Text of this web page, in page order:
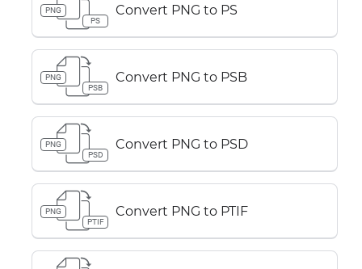
PNG
PS
Convert PNG to PS
PNG
PSB
Convert PNG to PSB
PNG
PSD
Convert PNG to PSD
PNG
PTIF
Convert PNG to PTIF